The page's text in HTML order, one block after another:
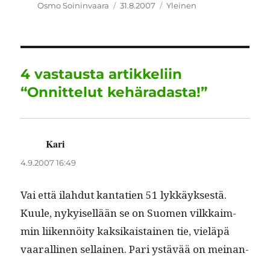
c
b
o
o
k
it
r
ai k
d
I
n
at
A
p
p
e
r
a
m
a
Kirjoittaja
Osmo Soininvaara Julkaistu
31.8.2007 Kategoriat
Yleinen
4 vastausta artikkeliin
“Onnittelut kehäradasta!”
Kari
4.9.2007 16:49
Vai että ilah­dut kan­ta­tien 51 lykkäyk­ses­tä.
Kuule, nykyisel­lään se on Suomen vilkkaim­
min liiken­nöi­ty kak­sikaistainen tie, vieläpä
vaar­alli­nen sel­l­ainen. Pari ystävää on meinan­